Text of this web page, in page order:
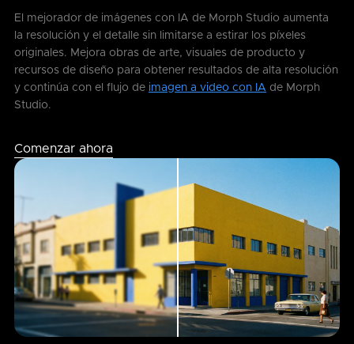
El mejorador de imágenes con IA de Morph Studio aumenta
la resolución y el detalle sin limitarse a estirar los píxeles
originales. Mejora obras de arte, visuales de producto y
recursos de diseño para obtener resultados de alta resolución
y continúa con el flujo de imagen a video con IA de Morph
Studio.
Comenzar ahora